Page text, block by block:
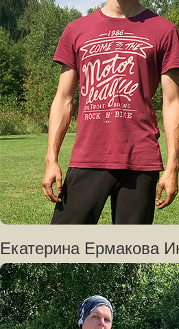
Екатерина Ермакова